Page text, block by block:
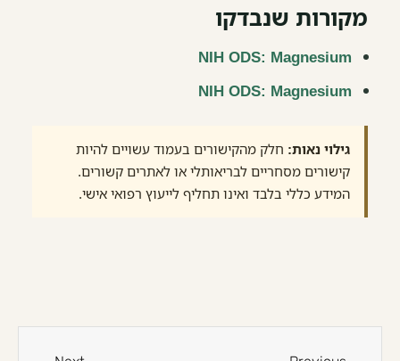
מקורות שנבדקו
NIH ODS: Magnesium
NIH ODS: Magnesium
גילוי נאות: חלק מהקישורים בעמוד עשויים להיות
קישורים מסחריים לבריאותלי או לאתרים קשורים.
המידע כללי בלבד ואינו תחליף לייעוץ רפואי אישי.